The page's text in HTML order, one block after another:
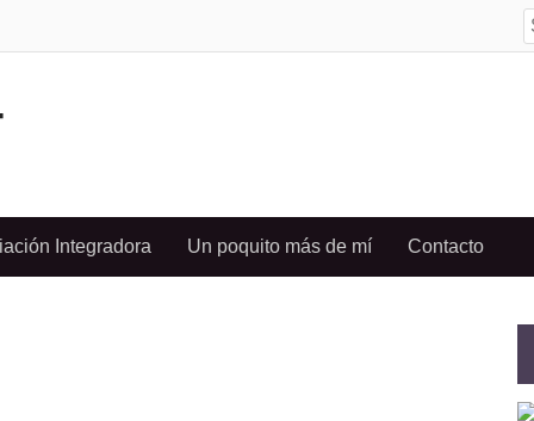
Integradora Un poquito más de mí Contacto